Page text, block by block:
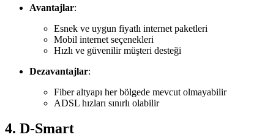
Avantajlar:
Esnek ve uygun fiyatlı internet paketleri
Mobil internet seçenekleri
Hızlı ve güvenilir müşteri desteği
Dezavantajlar:
Fiber altyapı her bölgede mevcut olmayabilir
ADSL hızları sınırlı olabilir
4. D-Smart